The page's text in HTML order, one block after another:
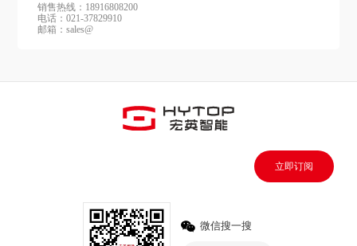
销售热线：18916808200
电话：021-37829910
邮箱：sales@
立即订阅
微信搜一搜